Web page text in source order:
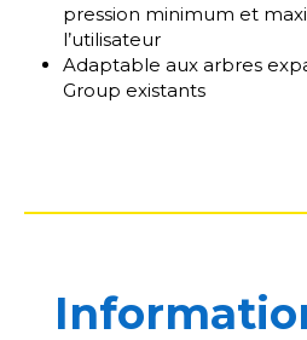
pression minimum et
l’utilisateur
Adaptable aux arbres
Group existants